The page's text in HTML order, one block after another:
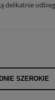
delikatnie
SZEROKIE